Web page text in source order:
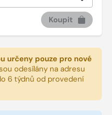
Koupit
určeny pouze pro nové
odesílány na adresu
6 týdnů od provedení